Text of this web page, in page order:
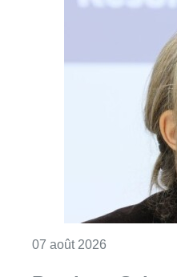
07 août 2026